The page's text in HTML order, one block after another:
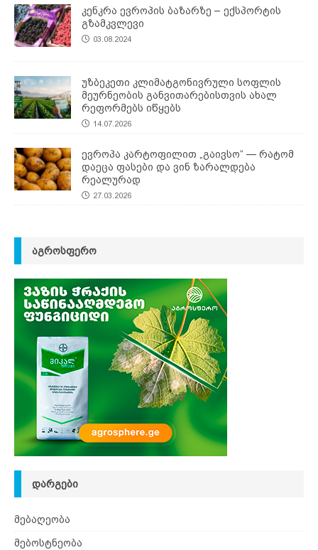
კენკრა ევროპის ბაზარზე – ექსპორტის
გზამკვლევი
03.08.2024
უზბეკეთი კლიმატგონივრული სოფლის
მეურნეობის განვითარებისთვის ახალ
რეფორმებს იწყებს
14.07.2026
ევროპა კარტოფილით „გაივსო“ — რატომ
დაეცა ფასები და ვინ ზარალდება
რეალურად
27.03.2026
ᲐᲒᲠᲝᲡᲤᲔᲠᲝ
ᲓᲐᲠᲒᲔᲑᲘ
მებაღეობა
მებოსტნეობა